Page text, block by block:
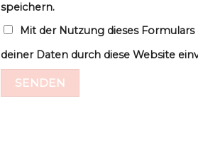
speichern.
Mit der Nutzung dieses
deiner Daten durch diese Website